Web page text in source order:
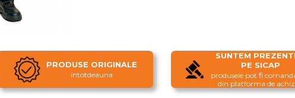
PRODUSE ORIGINALE
intotdeauna
SUNTEM
PE SICAP
produsele pot fi
din platforma de